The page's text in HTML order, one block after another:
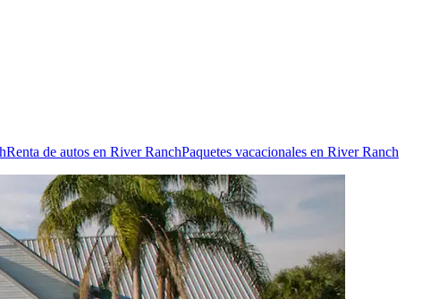
Renta de autos en River RanchPaquetes vacacionales en River Ranch